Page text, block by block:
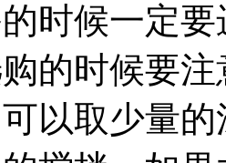
时候一定
的时候要
以取少量